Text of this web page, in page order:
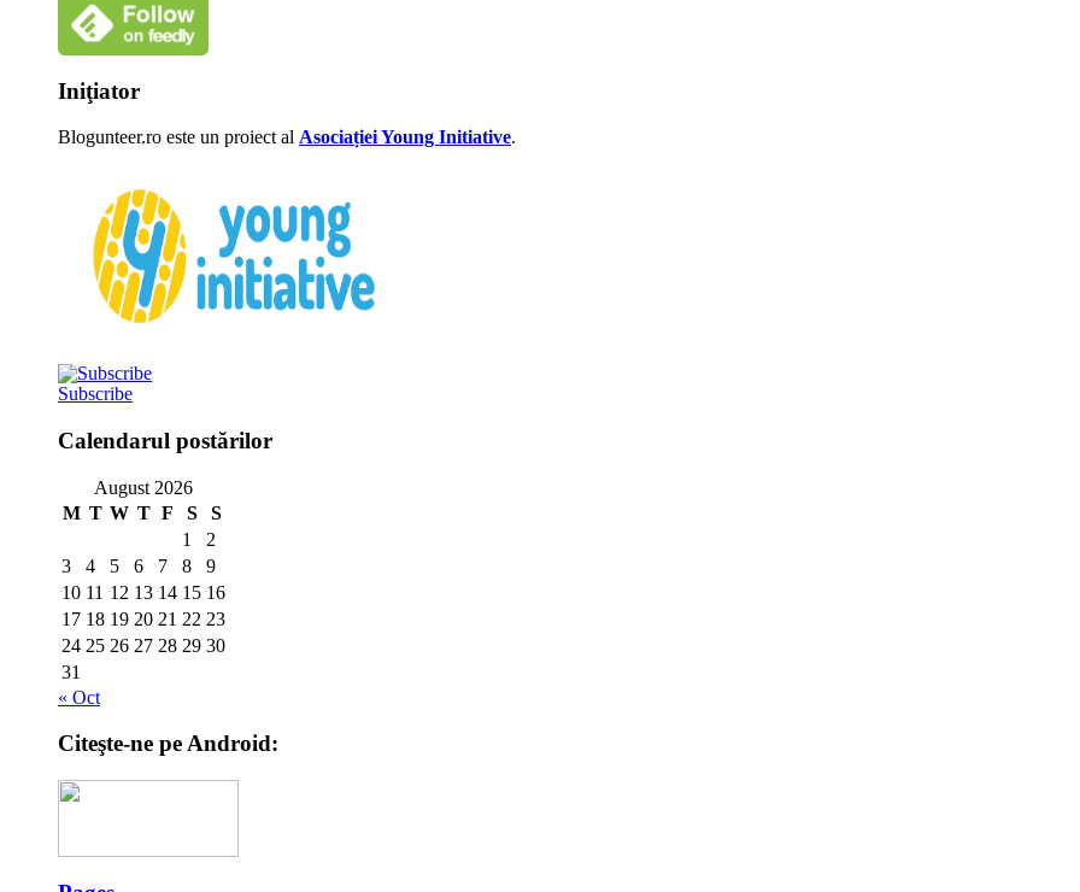
Iniţiator
Blogunteer.ro este un proiect al Asociației Young Initiative.
Subscribe
Calendarul postărilor
August 2026
M T W T F S
S
1
2
3
4 5 6 7 8
9
10 11 12 13 14 15 16
17 18 19 20 21 22 23
24 25 26 27 28 29 30
31
« Oct
Citeşte-ne pe Android: